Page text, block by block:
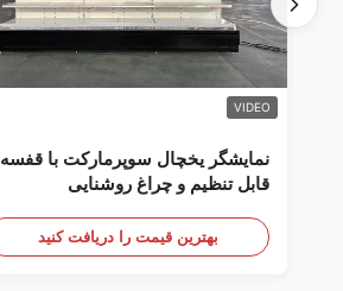
VIDEO
نمایشگر یخچال سوپرمارکت با قفسه
قابل تنظیم و چراغ روشنایی
بهترین قیمت را دریافت کنید